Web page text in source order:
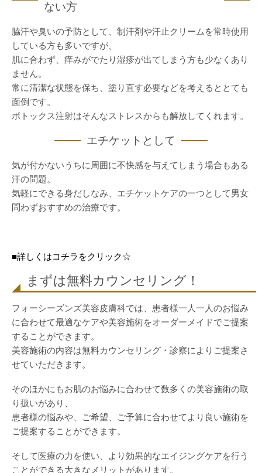
ない方
脇汗や臭いの予防として、制汗剤や汗止クリームを常時使用
している方も多いですが、
肌に合わず、痒みがでたり湿疹が出てしまう方も少なくあり
ません。
常に清潔な状態を保ち、塗り直す必要などを考えるととても
面倒です。
ボトックス注射はそんなストレスからも解放してくれます。
エチケットとして
気が付かないうちに周囲に不快感を与えてしまう場合もある
汗の問題。
気軽にできる身だしなみ、エチケットケアの一つとして男女
問わずおすすめの治療です。
■詳しくはコチラをクリック☆
まずは無料カウンセリング！
フォーシーズンズ美容皮膚科では、患者様一人一人のお悩み
に合わせて最適なケアや美容施術をオーダーメイドでご提案
することができます。
美容施術の内容は無料カウンセリング・診察によりご提案さ
せていただきます。
そのほかにもお肌のお悩みに合わせて数多くの美容施術の取
り扱いがあり、
患者様の悩みや、ご希望、ご予算に合わせてより良い施術を
ご提案することができます。
そして医療の力を使い、より効果的なエイジングケアを行う
ことができる大きなメリットがあります。